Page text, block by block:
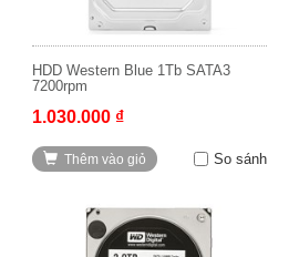
HDD Western Blue 1Tb SATA3
7200rpm
1.030.000 ₫
Thêm vào giỏ So sánh